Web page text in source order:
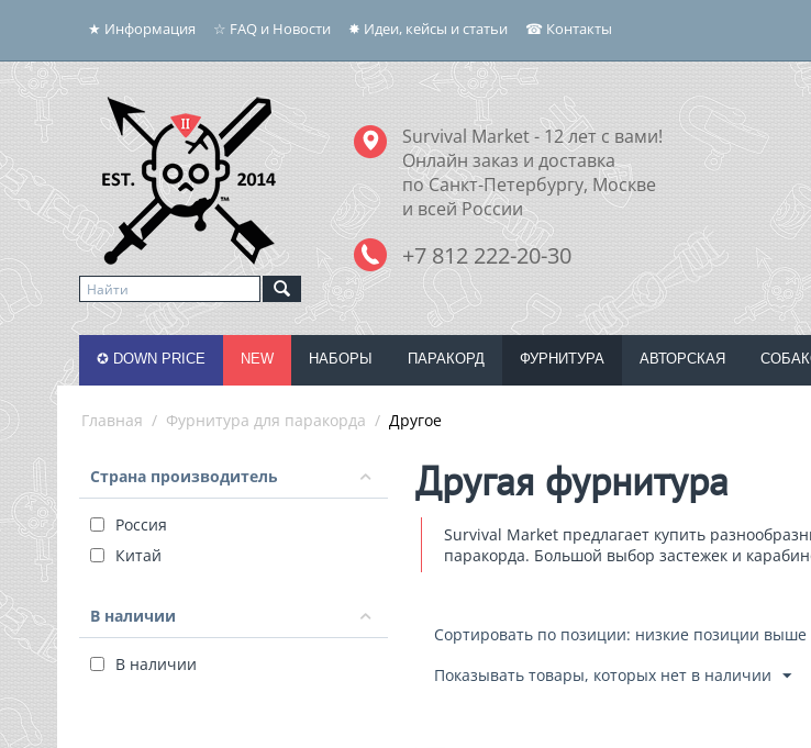
★ Информация ☆ FAQ и Новости ✸ Идеи, кейсы и статьи ☎ Контакты
Survival Market - 12 лет с вами!
Онлайн заказ и доставка
по Санкт-Петербургу, Москве
и всей России
+7 812 222-20-30
✪ DOWN PRICE NEW НАБОРЫ ПАРАКОРД ФУРНИТУРА АВТОРСКАЯ
Главная / Фурнитура для паракорда / Другое
Страна производитель
Россия
Китай
В наличии
В наличии
Другая фурнитура
Survival Market предлагает купить
паракорда. Большой выбор застежек и
Сортировать по позиции: низкие позиции выше
Показывать товары, которых нет в наличии